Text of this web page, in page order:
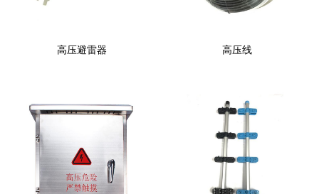
高压避雷器 高压线